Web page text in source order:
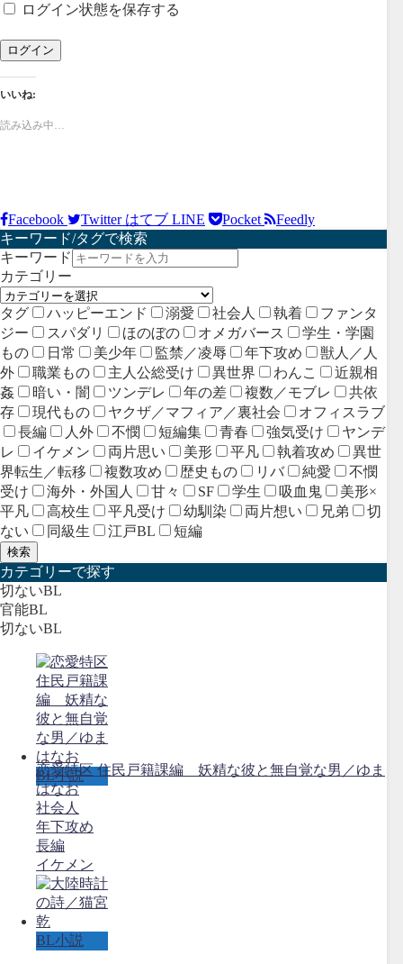
ログイン状態を保存する
いいね:
読み込み中…
Facebook Twitter はてブ LINE Pocket
Feedly
キーワード/タグで検索
キーワード
カテゴリー
タグ ハッピーエンド 溺愛 社会人 執着
ファンタ
ジー
スパダリ ほのぼの オメガバース
学生・学園
もの
日常 美少年 監禁／凌辱 年下攻め
獣人／人
外
職業もの 主人公総受け 異世界 わんこ
近親相
姦
暗い・闇 ツンデレ 年の差 複数／モブレ
共依
存
現代もの ヤクザ／マフィア／裏社会
オフィスラブ
長編
人外 不憫 短編集 青春 強気受け
ヤンデ
レ
イケメン 両片思い 美形 平凡 執着攻め
異世
界転生／転移
複数攻め 歴史もの リバ 純愛
不憫
受け
海外・外国人 甘々 SF 学生 吸血鬼
美形×
平凡
高校生 平凡受け 幼馴染 両片想い 兄弟
切
ない
同級生 江戸BL 短編
検索
カテゴリーで探す
切ないBL
官能BL
切ないBL
BL小説
恋愛特区 住民戸籍課編 妖精な彼と無自覚な男／ゆま
はなお
社会人
年下攻め
長編
イケメン
BL小説